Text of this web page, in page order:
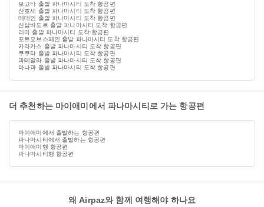
보고타 출발 파나마시티 도착 항공편
산호세 출발 파나마시티 도착 항공편
메데인 출발 파나마시티 도착 항공편
산살바도르 출발 파나마시티 도착 항공편
리마 출발 파나마시티 도착 항공편
포트오브스페인 출발 파나마시티 도착 항공편
카라카스 출발 파나마시티 도착 항공편
쿠쿠타 출발 파나마시티 도착 항공편
과테말라 출발 파나마시티 도착 항공편
마나과 출발 파나마시티 도착 항공편
더 추천하는 마이애미에서 파나마시티로 가는 항공편
마이애미에서 출발하는 항공편
파나마시티에서 출발하는 항공편
마이애미행 항공편
파나마시티행 항공편
왜 Airpaz와 함께 여행해야 하나요